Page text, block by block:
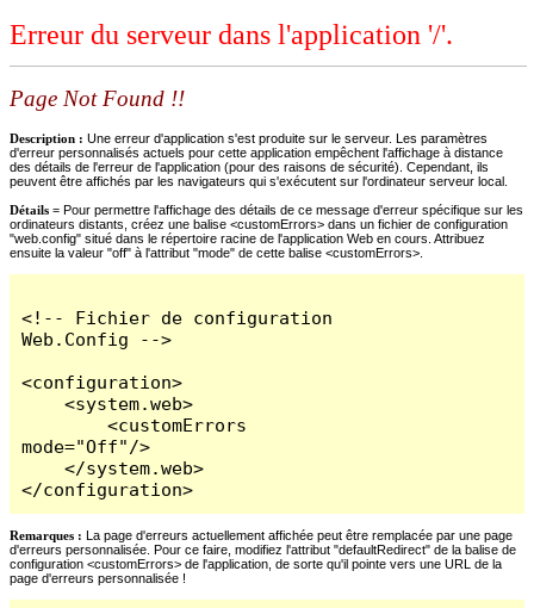
Erreur du serveur dans l'application '/'.
Page Not Found !!
Description : Une erreur d'application s'est produite sur le serveur. Les paramètres
d'erreur personnalisés actuels pour cette application empêchent l'affichage à distance
des détails de l'erreur de l'application (pour des raisons de sécurité). Cependant, ils
peuvent être affichés par les navigateurs qui s'exécutent sur l'ordinateur serveur local.
Détails = Pour permettre l'affichage des détails de ce message d'erreur spécifique sur les
ordinateurs distants, créez une balise <customErrors> dans un fichier de configuration
"web.config" situé dans le répertoire racine de l'application Web en cours. Attribuez
ensuite la valeur "off" à l'attribut "mode" de cette balise <customErrors>.
<!-- Fichier de configuration
Web.Config -->
<configuration>
    <system.web>
        <customErrors
mode="Off"/>
    </system.web>
</configuration>
Remarques : La page d'erreurs actuellement affichée peut être remplacée par une page
d'erreurs personnalisée. Pour ce faire, modifiez l'attribut "defaultRedirect" de la balise de
configuration <customErrors> de l'application, de sorte qu'il pointe vers une URL de la
page d'erreurs personnalisée !